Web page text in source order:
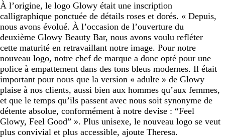
À l’origine, le logo Glowy était une inscription
calligraphique ponctuée de détails roses et dorés. « Depuis,
nous avons évolué. À l’occasion de l’ouverture du
deuxième Glowy Beauty Bar, nous avons voulu refléter
cette maturité en retravaillant notre image. Pour notre
nouveau logo, notre chef de marque a donc opté pour une
police à empattement dans des tons bleus modernes. Il était
important pour nous que la version « adulte » de Glowy
plaise à nos clients, aussi bien aux hommes qu’aux femmes,
et que le temps qu’ils passent avec nous soit synonyme de
détente absolue, conformément à notre devise : “Feel
Glowy, Feel Good” ». Plus unisexe, le nouveau logo se veut
plus convivial et plus accessible, ajoute Theresa.